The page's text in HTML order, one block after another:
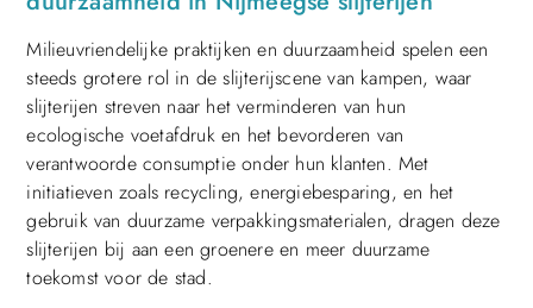
Milieuvriendelijke praktijken en duurzaamheid spelen een
steeds grotere rol in de slijterijscene van kampen, waar
slijterijen streven naar het verminderen van hun
ecologische voetafdruk en het bevorderen van
verantwoorde consumptie onder hun klanten. Met
initiatieven zoals recycling, energiebesparing, en het
gebruik van duurzame verpakkingsmaterialen, dragen deze
slijterijen bij aan een groenere en meer duurzame
toekomst voor de stad.